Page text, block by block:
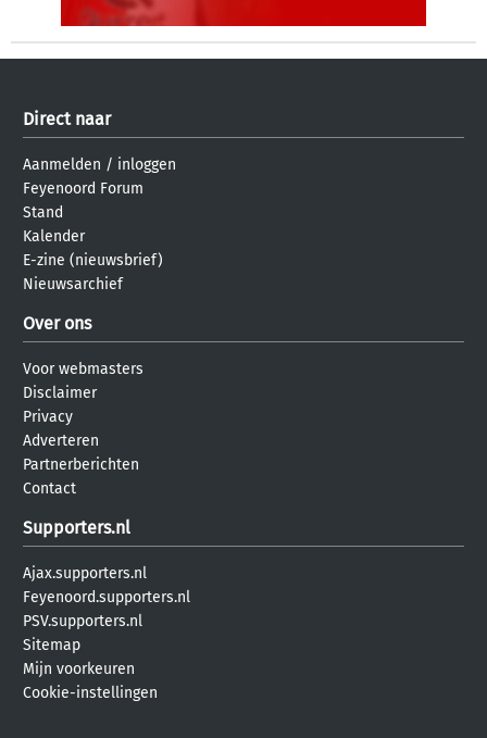
Direct naar
Aanmelden / inloggen
Feyenoord Forum
Stand
Kalender
E-zine (nieuwsbrief)
Nieuwsarchief
Over ons
Voor webmasters
Disclaimer
Privacy
Adverteren
Partnerberichten
Contact
Supporters.nl
Ajax.supporters.nl
Feyenoord.supporters.nl
PSV.supporters.nl
Sitemap
Mijn voorkeuren
Cookie-instellingen